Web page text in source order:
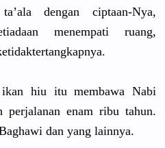
dengan ciptaan-Nya,
menempati ruang,
tangkapnya.
ikan hiu itu membawa Nabi
perjalanan enam ribu tahun.
dan yang lainnya.